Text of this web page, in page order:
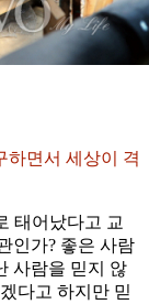
하면서 세상이 격
태어났다고 교
인가? 좋은 사람
사람을 믿지 않
다고 하지만 믿